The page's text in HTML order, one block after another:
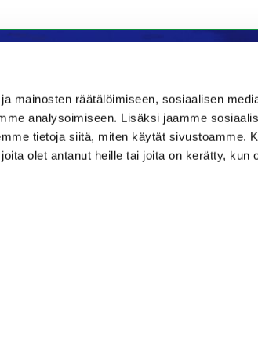
mainosten räätälöimiseen, sosiaalisen
analysoimiseen. Lisäksi jaamme
tietoja siitä, miten käytät sivustoamme.
olet antanut heille tai joita on kerätty, kun
Majoitus
Kraatteri Resort
Nykäläntie 177